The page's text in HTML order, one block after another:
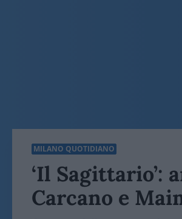
MILANO QUOTIDIANO
‘Il
Carcano e